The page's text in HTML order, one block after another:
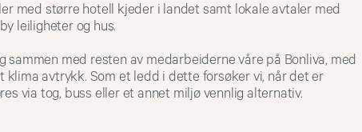
med større hotell kjeder i landet samt lokale avtaler med
leiligheter og hus.
med resten av medarbeiderne våre på Bonliva, med
avtrykk. Som et ledd i dette forsøker vi, når det er
via tog, buss eller et annet miljø vennlig alternativ.